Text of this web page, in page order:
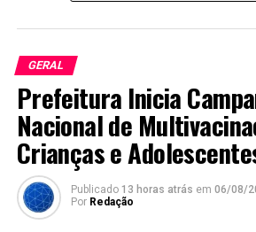
GERAL
Prefeitura Inicia
Nacional de
Crianças e
Publicado 13 horas atrás em 06/08/
Por Redação